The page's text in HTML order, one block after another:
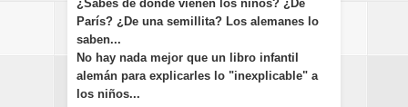
¿Sabes de donde vienen los niños? ¿De
París? ¿De una semillita? Los alemanes lo
saben...
No hay nada mejor que un libro infantil
alemán para explicarles lo "inexplicable" a
los niños...